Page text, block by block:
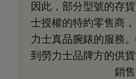
因此，部分型號的存
士授權的特約零售商
力士真品腕錶的服務
到勞力士品牌方的供
銷售